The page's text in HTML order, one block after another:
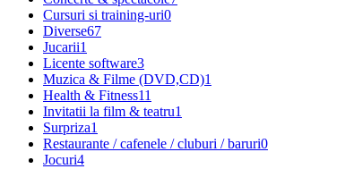
Cursuri si training-uri0
Diverse67
Jucarii1
Licente software3
Muzica & Filme (DVD,CD)1
Health & Fitness11
Invitatii la film & teatru1
Surpriza1
Restaurante / cafenele / cluburi / baruri0
Jocuri4